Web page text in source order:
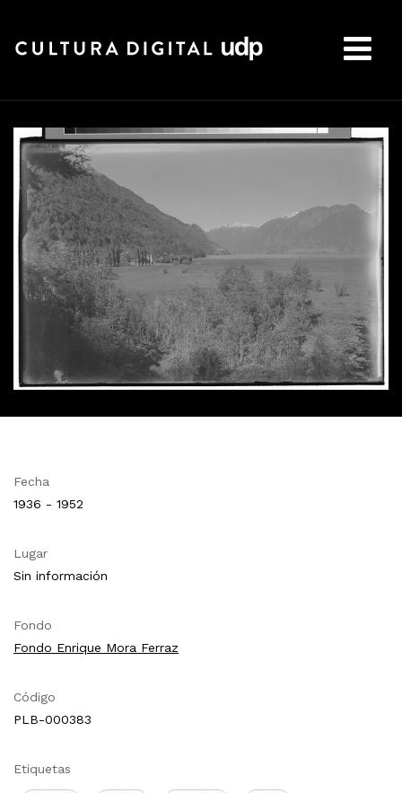
Fecha
1936 - 1952
Lugar
Sin información
Fondo
Fondo Enrique Mora Ferraz
Código
PLB-000383
Etiquetas